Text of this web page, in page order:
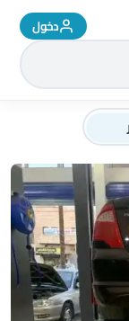
دخول